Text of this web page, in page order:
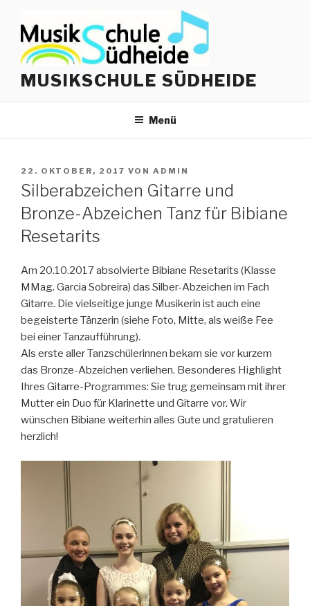
Inhalt
springen
MUSIKSCHULE SÜDHEIDE
Menü
VERÖFFENTLICHT
AM
22. OKTOBER, 2017 VON ADMIN
Silberabzeichen Gitarre und
Bronze-Abzeichen Tanz für Bibiane
Resetarits
Am 20.10.2017 absolvierte Bibiane Resetarits (Klasse
MMag. Garcia Sobreira) das Silber-Abzeichen im Fach
Gitarre. Die vielseitige junge Musikerin ist auch eine
begeisterte Tänzerin (siehe Foto, Mitte, als weiße Fee
bei einer Tanzaufführung).
Als erste aller Tanzschülerinnen bekam sie vor kurzem
das Bronze-Abzeichen verliehen. Besonderes Highlight
Ihres Gitarre-Programmes: Sie trug gemeinsam mit ihrer
Mutter ein Duo für Klarinette und Gitarre vor. Wir
wünschen Bibiane weiterhin alles Gute und gratulieren
herzlich!